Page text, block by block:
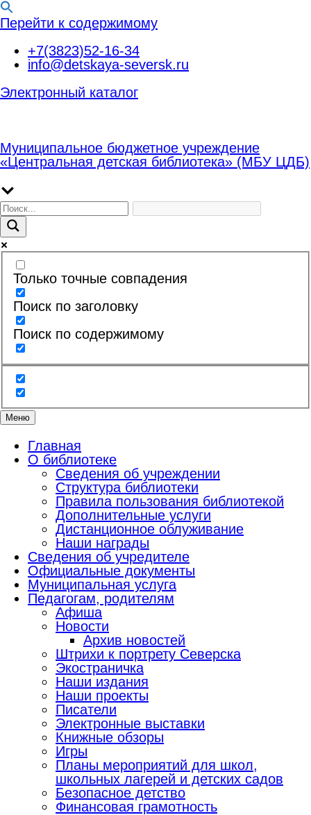
Перейти к содержимому
+7(3823)52-16-34
info@detskaya-seversk.ru
Электронный каталог
Муниципальное бюджетное учреждение
«Центральная детская библиотека» (МБУ ЦДБ)
Только точные совпадения
Поиск по заголовку
Поиск по содержимому
Меню
Главная
О библиотеке
Сведения об учреждении
Структура библиотеки
Правила пользования библиотекой
Дополнительные услуги
Дистанционное облуживание
Наши награды
Сведения об учредителе
Официальные документы
Муниципальная услуга
Педагогам, родителям
Афиша
Новости
Архив новостей
Штрихи к портрету Северска
Экостраничка
Наши издания
Наши проекты
Писатели
Электронные выставки
Книжные обзоры
Игры
Планы мероприятий для школ,
школьных лагерей и детских садов
Безопасное детство
Финансовая грамотность